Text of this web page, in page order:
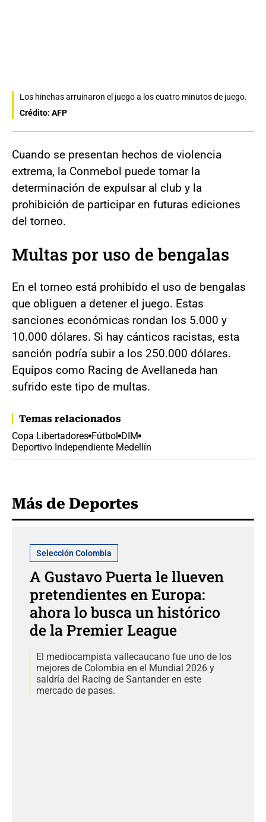
Los hinchas arruinaron el juego a los cuatro minutos de juego.
Crédito: AFP
Cuando se presentan hechos de violencia
extrema, la Conmebol puede tomar la
determinación de expulsar al club y la
prohibición de participar en futuras ediciones
del torneo.
Multas por uso de bengalas
En el torneo está prohibido el uso de bengalas
que obliguen a detener el juego. Estas
sanciones económicas rondan los 5.000 y
10.000 dólares. Si hay cánticos racistas, esta
sanción podría subir a los 250.000 dólares.
Equipos como Racing de Avellaneda han
sufrido este tipo de multas.
Temas relacionados
Copa Libertadores Fútbol DIM
Deportivo Independiente Medellín
Más de Deportes
Selección Colombia
A Gustavo Puerta le llueven
pretendientes en Europa:
ahora lo busca un histórico
de la Premier League
El mediocampista vallecaucano fue uno de los
mejores de Colombia en el Mundial 2026 y
saldría del Racing de Santander en este
mercado de pases.